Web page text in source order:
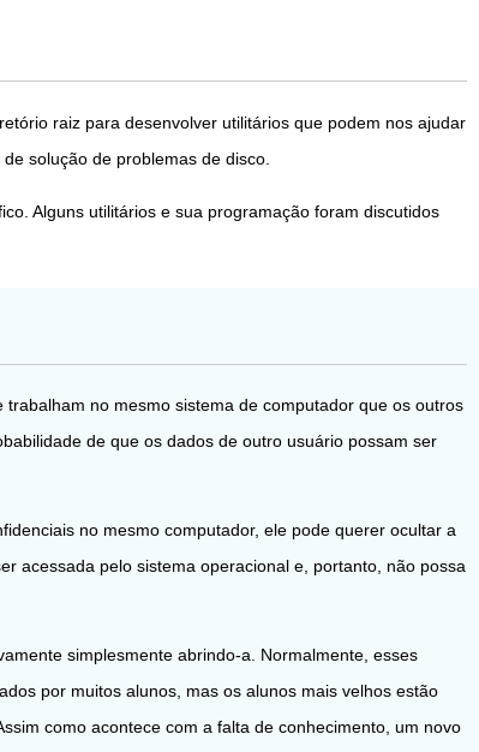
raiz para desenvolver utilitários que podem nos ajudar
solução de problemas de disco.
Alguns utilitários e sua programação foram discutidos
no mesmo sistema de computador que os outros
de que os dados de outro usuário possam ser
no mesmo computador, ele pode querer ocultar a
acessada pelo sistema operacional e, portanto, não possa
simplesmente abrindo-a. Normalmente, esses
​​por muitos alunos, mas os alunos mais velhos estão
como acontece com a falta de conhecimento, um novo